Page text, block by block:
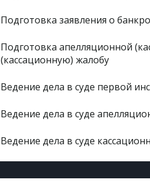
Подготовка заявления о
Подготовка апелляционной
(кассационную) жалобу
Ведение дела в суде первой
Ведение дела в суде
Ведение дела в суде